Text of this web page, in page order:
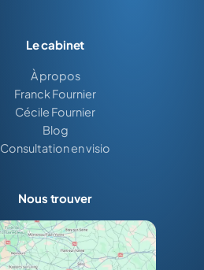
Le cabinet
À propos
Franck Fournier
Cécile Fournier
Blog
Consultation en visio
Nous trouver